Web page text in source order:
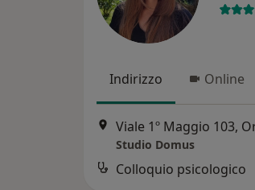
Indirizzo Online
Viale 1º Maggio 103,
Studio Domus
Colloquio psicologico